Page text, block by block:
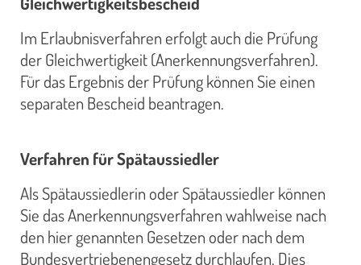
Im Erlaubnisverfahren erfolgt auch die Prüfung
der Gleichwertigkeit (Anerkennungsverfahren).
Für das Ergebnis der Prüfung können Sie einen
separaten Bescheid beantragen.
Verfahren für Spätaussiedler
Als Spätaussiedlerin oder Spätaussiedler können
Sie das Anerkennungsverfahren wahlweise nach
den hier genannten Gesetzen oder nach dem
Bundesvertriebenengesetz durchlaufen. Dies